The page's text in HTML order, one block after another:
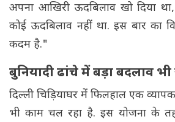
अपना आखिरी ऊदबिलाव खो दिया
कोई ऊदबिलाव नहीं था. इस बार का
कदम है."
बुनियादी ढांचे में बड़ा बदलाव भी
दिल्ली चिड़ियाघर में फिलहाल एक
भी काम चल रहा है. इस योजना के